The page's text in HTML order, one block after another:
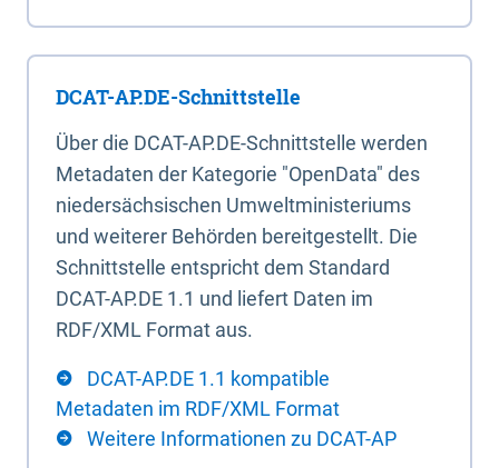
DCAT-AP.DE-Schnittstelle
Über die DCAT-AP.DE-Schnittstelle werden
Metadaten der Kategorie "OpenData" des
niedersächsischen Umweltministeriums
und weiterer Behörden bereitgestellt. Die
Schnittstelle entspricht dem Standard
DCAT-AP.DE 1.1 und liefert Daten im
RDF/XML Format aus.
DCAT-AP.DE 1.1 kompatible
Metadaten im RDF/XML Format
Weitere Informationen zu DCAT-AP